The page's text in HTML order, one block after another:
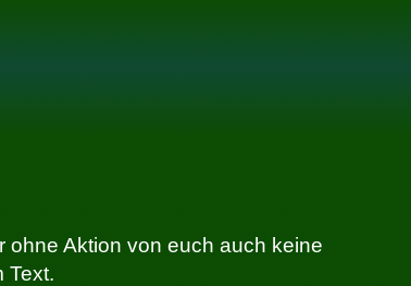
ohne Aktion von euch auch keine
Text.